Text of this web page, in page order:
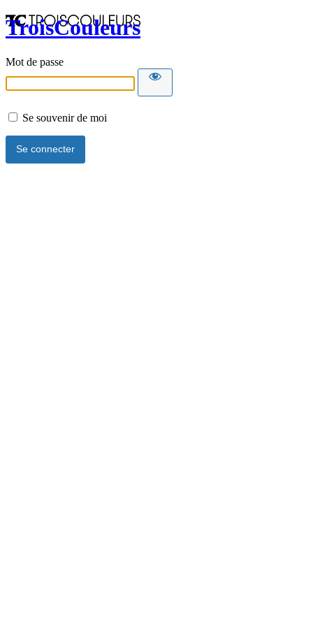
TroisCouleurs
Mot de passe
Se souvenir de moi